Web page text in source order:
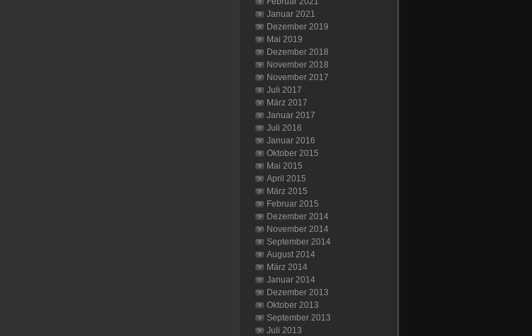
Januar 2021
Dezember 2019
Mai 2019
Dezember 2018
November 2018
November 2017
Juli 2017
März 2017
Januar 2017
Juli 2016
Januar 2016
Oktober 2015
Mai 2015
April 2015
März 2015
Februar 2015
Dezember 2014
November 2014
September 2014
August 2014
März 2014
Januar 2014
Dezember 2013
Oktober 2013
September 2013
Juli 2013